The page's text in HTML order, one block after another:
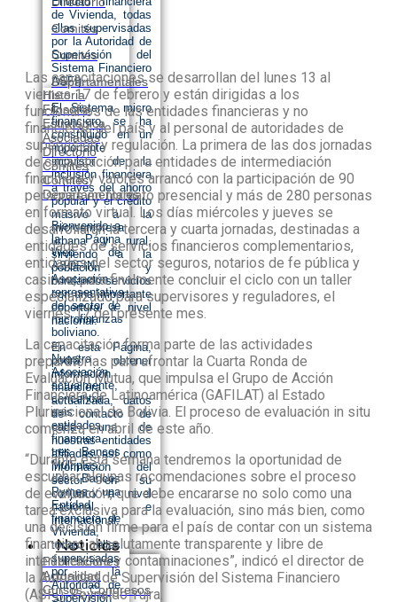
de Vivienda, todas
ellas supervisadas
por la Autoridad de
Supervisión del
Sistema Financiero
ASFI).
El Sistema micro
financiero se ha
constituido en un
importante
impulsor de la
inclusión financiera
a través del ahorro
popular y el crédito
masivo a la
microempresa
urbana y rural,
sirviendo a la
población y
brindando servicios
con una importante
cobertura a nivel
nacional.
En esta Página,
podrá obtener
información
financiera
actualizada, datos
de contacto de
cada una de
nuestras entidades
afiliadas, así como
información del
sector en su
conjunto a nivel
nacional e
internacional.
Noticias
Publicaciones
Actualidad
Cursos, Congresos
Comités
Comités
Departamentales
Historia
Filosofía
Estratégica
Asociadas
Directorio
Comités
Comités
Departamentales
Bienvenido a
la Página
Web de
ASOFIN,
Asociación
representativa
del sector de
microfinanzas
boliviano.
Nuestra
Asociación
actualmente,
concentra
seis
entidades
financiera,
tres Bancos
Múltiples,
dos Bancos
Pymes y una
Entidad
financiera de
Vivienda,
todas ellas
supervisadas
por la
Autoridad de
Supervisión
Las capacitaciones se desarrollan del lunes 13 al
viernes 17 de febrero y están dirigidas a los
funcionarios de las entidades financieras y no
financieras del país y al personal de autoridades de
supervisión y regulación. La primera de las dos jornadas
de capacitación para entidades de intermediación
financiera y valores arrancó con la participación de 90
personas en formato presencial y más de 280 personas
en formato virtual. Los días miércoles y jueves se
desarrollarán la tercera y cuarta jornadas, destinadas a
entidades de servicios financieros complementarios,
entidades del sector seguros, notarios de fe pública y
casinos, para finalmente concluir el ciclo con un taller
especializado para supervisores y reguladores, el
viernes 17 del presente mes.
La capacitación forma parte de las actividades
preparatorias para afrontar la Cuarta Ronda de
Evaluación Mutua, que impulsa el Grupo de Acción
Financiera de Latinoamérica (GAFILAT) al Estado
Plurinacional de Bolivia. El proceso de evaluación in situ
comienza en abril de este año.
“Durante esta semana tendremos la oportunidad de
escuchar algunas recomendaciones sobre el proceso
de evaluación, que debe encararse no solo como una
tarea exclusiva para la evaluación, sino más bien, como
una decisión firme para el país de contar con un sistema
financiero absolutamente transparente y libre de
interferencias y contaminaciones”, indicó el director de
la Autoridad de Supervisión del Sistema Financiero
(ASFI), Reynaldo Yujra.